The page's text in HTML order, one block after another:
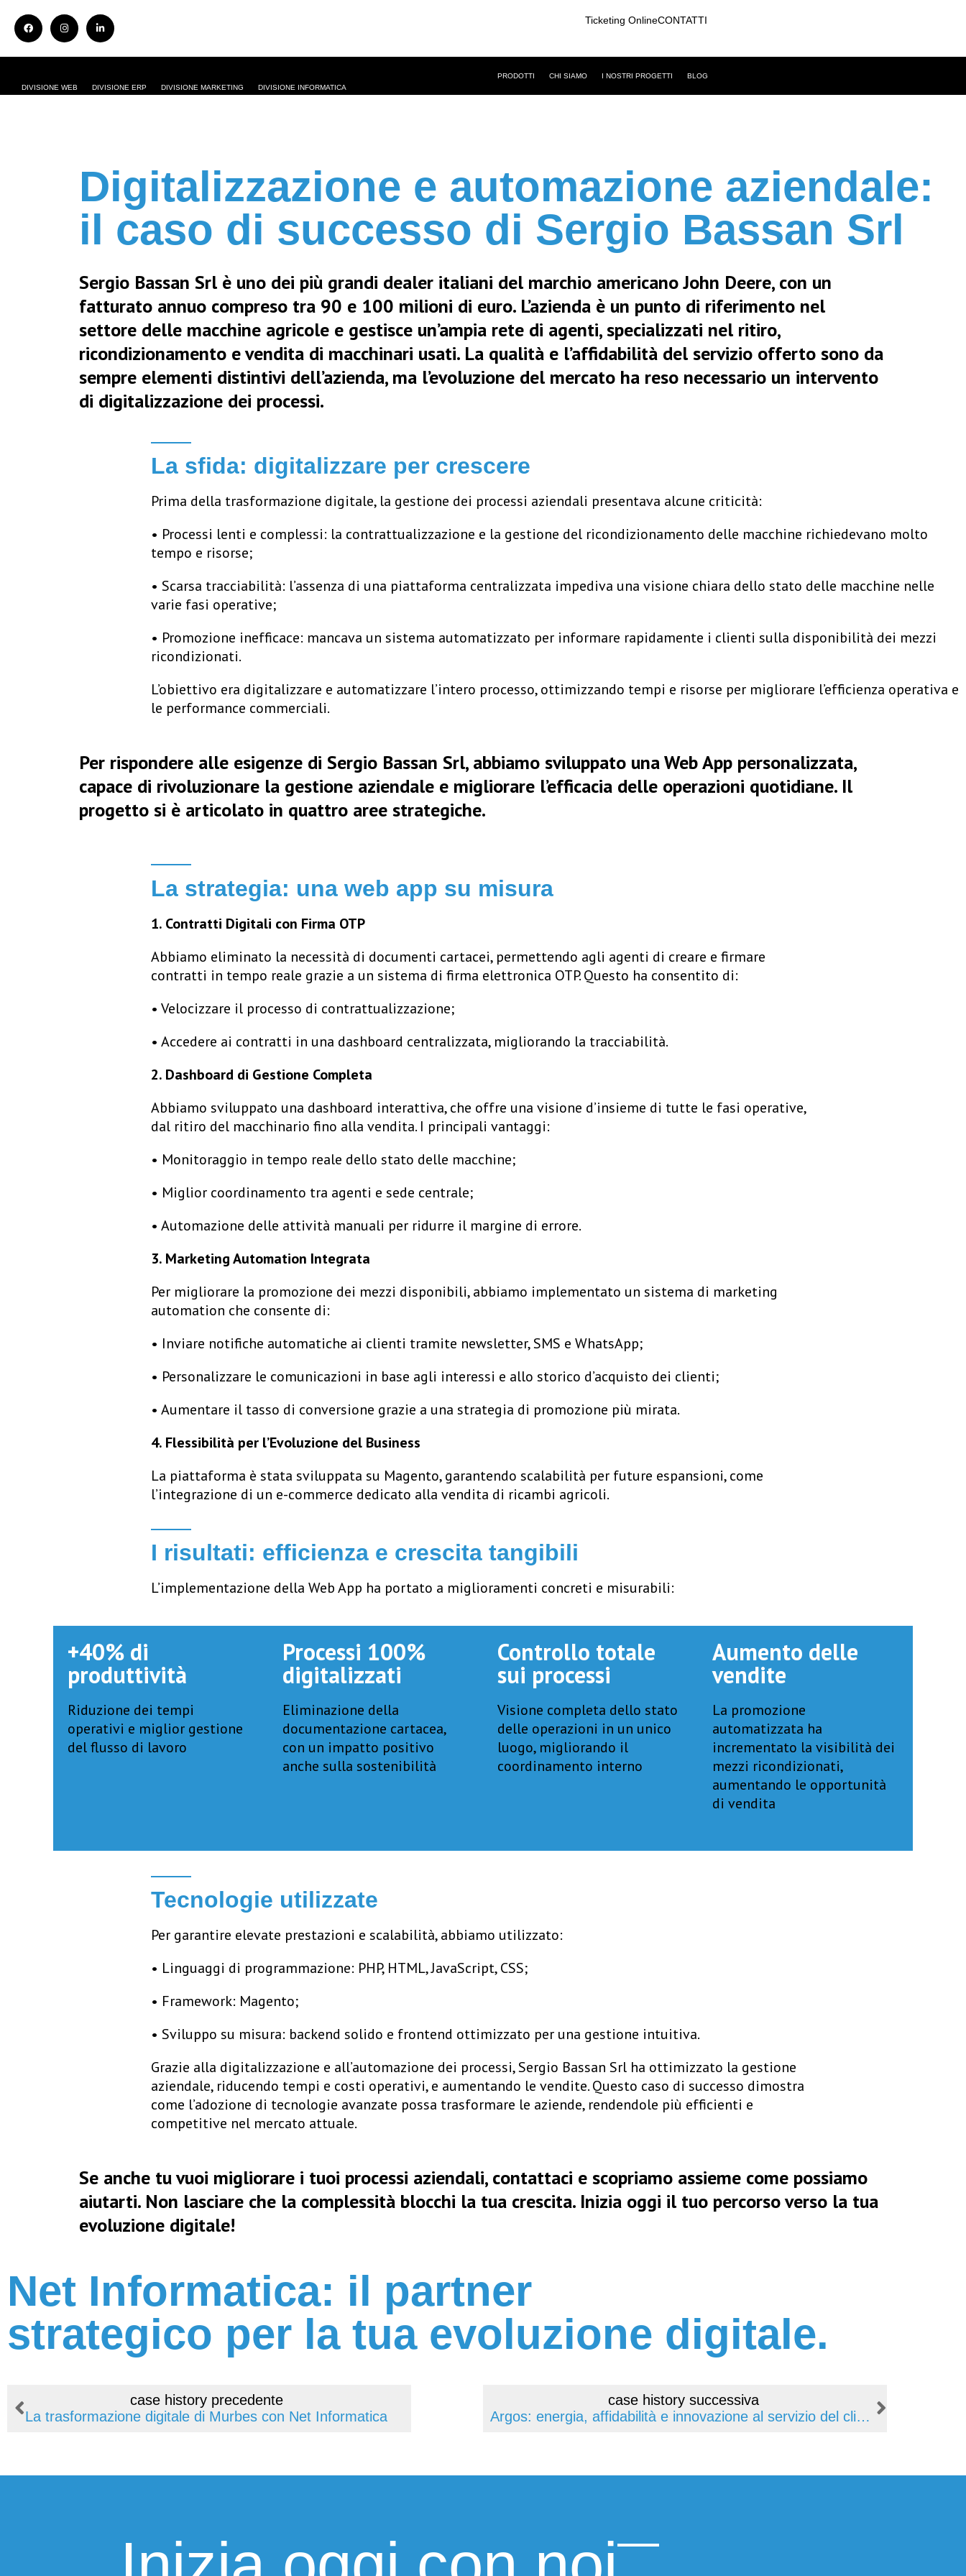
Ticketing OnlineCONTATTI
DIVISIONE WEB DIVISIONE ERP DIVISIONE MARKETING DIVISIONE INFORMATICA
PRODOTTI CHI SIAMO I NOSTRI PROGETTI BLOG
Digitalizzazione e automazione aziendale:
il caso di successo di Sergio Bassan Srl
Sergio Bassan Srl è uno dei più grandi dealer italiani del marchio americano John Deere, con un
fatturato annuo compreso tra 90 e 100 milioni di euro. L’azienda è un punto di riferimento nel
settore delle macchine agricole e gestisce un’ampia rete di agenti, specializzati nel ritiro,
ricondizionamento e vendita di macchinari usati. La qualità e l’affidabilità del servizio offerto sono da
sempre elementi distintivi dell’azienda, ma l’evoluzione del mercato ha reso necessario un intervento
di digitalizzazione dei processi.
La sfida: digitalizzare per crescere
Prima della trasformazione digitale, la gestione dei processi aziendali presentava alcune criticità:
• Processi lenti e complessi: la contrattualizzazione e la gestione del ricondizionamento delle macchine richiedevano molto
tempo e risorse;
• Scarsa tracciabilità: l’assenza di una piattaforma centralizzata impediva una visione chiara dello stato delle macchine nelle
varie fasi operative;
• Promozione inefficace: mancava un sistema automatizzato per informare rapidamente i clienti sulla disponibilità dei mezzi
ricondizionati.
L’obiettivo era digitalizzare e automatizzare l’intero processo, ottimizzando tempi e risorse per migliorare l’efficienza operativa e
le performance commerciali.
Per rispondere alle esigenze di Sergio Bassan Srl, abbiamo sviluppato una Web App personalizzata,
capace di rivoluzionare la gestione aziendale e migliorare l’efficacia delle operazioni quotidiane. Il
progetto si è articolato in quattro aree strategiche.
La strategia: una web app su misura
1. Contratti Digitali con Firma OTP
Abbiamo eliminato la necessità di documenti cartacei, permettendo agli agenti di creare e firmare
contratti in tempo reale grazie a un sistema di firma elettronica OTP. Questo ha consentito di:
• Velocizzare il processo di contrattualizzazione;
• Accedere ai contratti in una dashboard centralizzata, migliorando la tracciabilità.
2. Dashboard di Gestione Completa
Abbiamo sviluppato una dashboard interattiva, che offre una visione d’insieme di tutte le fasi operative,
dal ritiro del macchinario fino alla vendita. I principali vantaggi:
• Monitoraggio in tempo reale dello stato delle macchine;
• Miglior coordinamento tra agenti e sede centrale;
• Automazione delle attività manuali per ridurre il margine di errore.
3. Marketing Automation Integrata
Per migliorare la promozione dei mezzi disponibili, abbiamo implementato un sistema di marketing
automation che consente di:
• Inviare notifiche automatiche ai clienti tramite newsletter, SMS e WhatsApp;
• Personalizzare le comunicazioni in base agli interessi e allo storico d’acquisto dei clienti;
• Aumentare il tasso di conversione grazie a una strategia di promozione più mirata.
4. Flessibilità per l’Evoluzione del Business
La piattaforma è stata sviluppata su Magento, garantendo scalabilità per future espansioni, come
l’integrazione di un e-commerce dedicato alla vendita di ricambi agricoli.
I risultati: efficienza e crescita tangibili
L’implementazione della Web App ha portato a miglioramenti concreti e misurabili:
+40% di
produttività ​
Riduzione dei tempi
operativi e miglior gestione
del flusso di lavoro
Processi 100%
digitalizzati
Eliminazione della
documentazione cartacea,
con un impatto positivo
anche sulla sostenibilità
Controllo totale
sui processi
Visione completa dello stato
delle operazioni in un unico
luogo, migliorando il
coordinamento interno
Aumento delle
vendite
La promozione
automatizzata ha
incrementato la visibilità dei
mezzi ricondizionati,
aumentando le opportunità
di vendita
Tecnologie utilizzate
Per garantire elevate prestazioni e scalabilità, abbiamo utilizzato:
• Linguaggi di programmazione: PHP, HTML, JavaScript, CSS;
• Framework: Magento;
• Sviluppo su misura: backend solido e frontend ottimizzato per una gestione intuitiva.
Grazie alla digitalizzazione e all’automazione dei processi, Sergio Bassan Srl ha ottimizzato la gestione
aziendale, riducendo tempi e costi operativi, e aumentando le vendite. Questo caso di successo dimostra
come l’adozione di tecnologie avanzate possa trasformare le aziende, rendendole più efficienti e
competitive nel mercato attuale.
Se anche tu vuoi migliorare i tuoi processi aziendali, contattaci e scopriamo assieme come possiamo
aiutarti. Non lasciare che la complessità blocchi la tua crescita. Inizia oggi il tuo percorso verso la tua
evoluzione digitale!
Net Informatica: il partner
strategico per la tua evoluzione digitale.
case history precedente
La trasformazione digitale di Murbes con Net Informatica
case history successiva
Argos: energia, affidabilità e innovazione al servizio del cliente